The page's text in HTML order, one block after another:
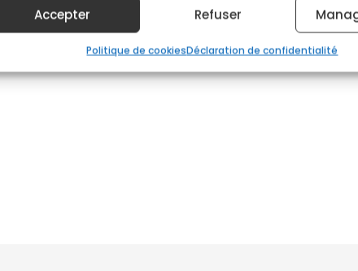
Assurer la sécurité, prévenir et détecter la fraude et
réparer les erreurs, Fournir et présenter des publicités et
Accepter Refuser
Politique de cookiesDéclaration de confidentialité